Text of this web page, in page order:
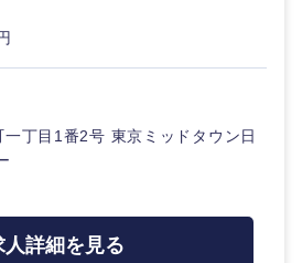
丁目1番2号 東京ミッドタウン日
人詳細を見る